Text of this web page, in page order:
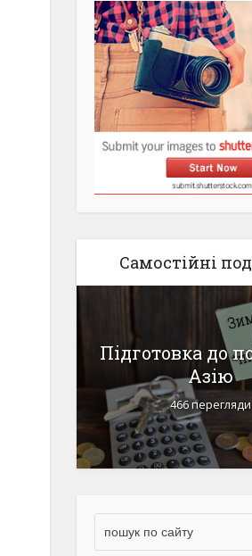
Самостійні
Підготовка до
Азію
466 перегляди